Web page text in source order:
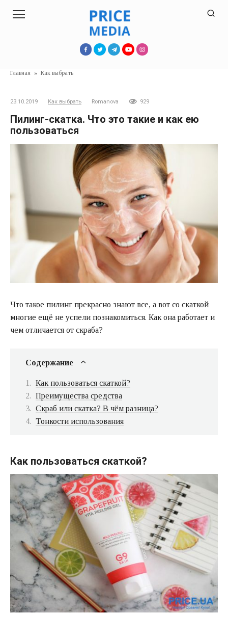
Главная » Как выбрать
23.10.2019 Как выбрать Romanova 929
Пилинг-скатка. Что это такие и как ею
пользоваться
Что такое пилинг прекрасно знают все, а вот со скаткой
многие ещё не успели познакомиться. Как она работает и
чем отличается от скраба?
Содержание
Как пользоваться скаткой?
Преимущества средства
Скраб или скатка? В чём разница?
Тонкости использования
Как пользоваться скаткой?